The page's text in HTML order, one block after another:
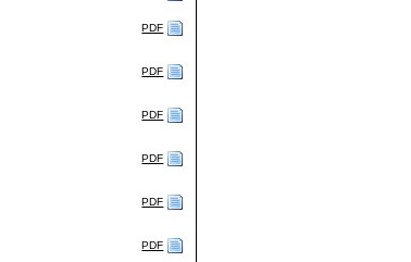
PDF
PDF
PDF
PDF
PDF
PDF